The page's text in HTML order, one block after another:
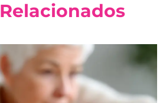
Relacionados